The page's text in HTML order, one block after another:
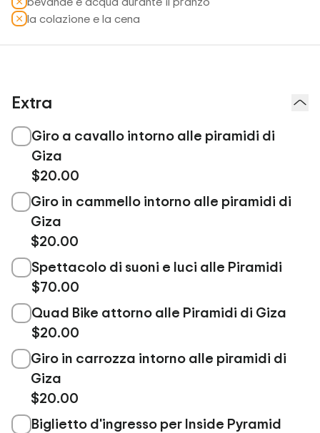
la colazione e la cena
Extra
Giro a cavallo intorno alle piramidi di
Giza
$20.00
Giro in cammello intorno alle piramidi di
Giza
$20.00
Spettacolo di suoni e luci alle Piramidi
$70.00
Quad Bike attorno alle Piramidi di Giza
$20.00
Giro in carrozza intorno alle piramidi di
Giza
$20.00
Biglietto d'ingresso per Inside Pyramid